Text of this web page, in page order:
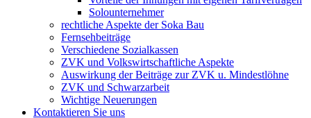
Solounternehmer
rechtliche Aspekte der Soka Bau
Fernsehbeiträge
Verschiedene Sozialkassen
ZVK und Volkswirtschaftliche Aspekte
Auswirkung der Beiträge zur ZVK u. Mindestlöhne
ZVK und Schwarzarbeit
Wichtige Neuerungen
Kontaktieren Sie uns